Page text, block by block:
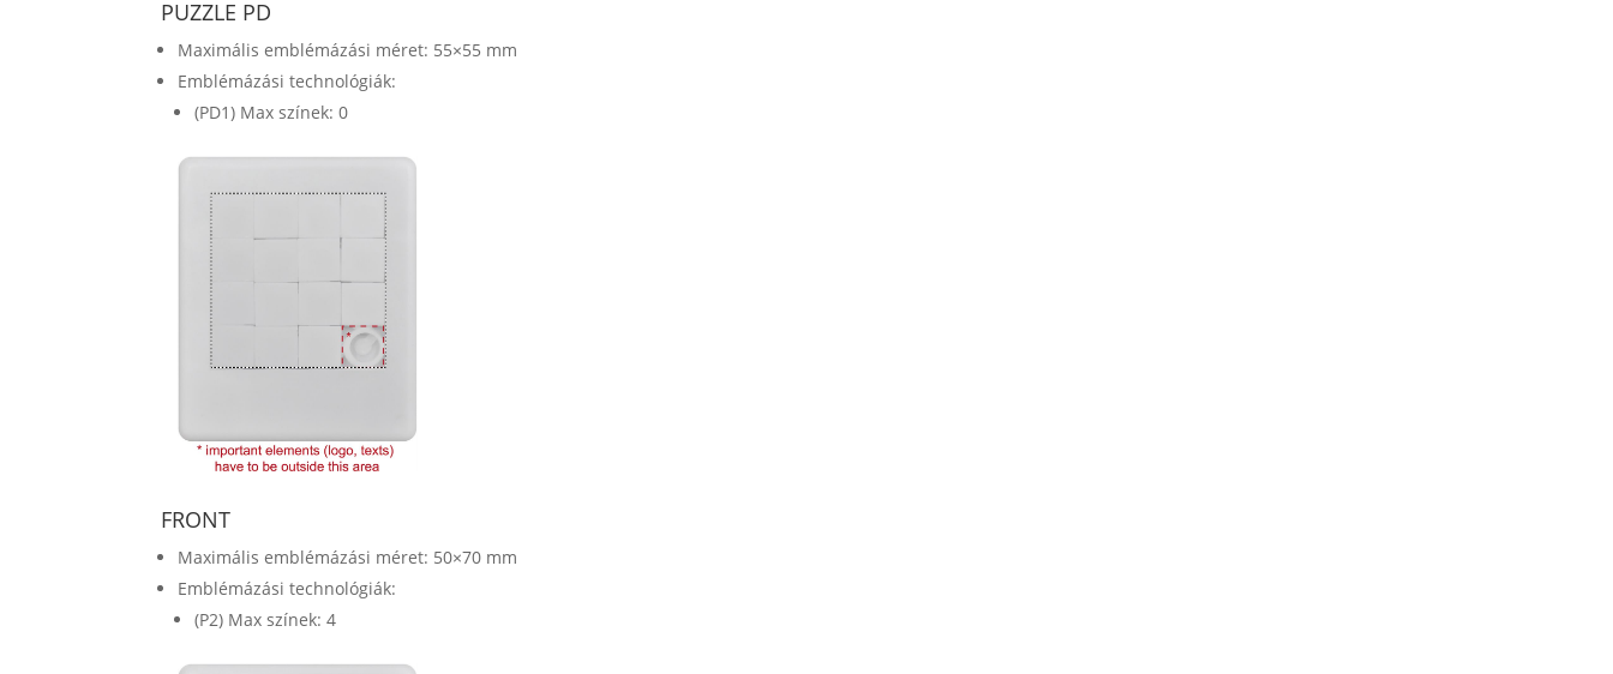
PUZZLE PD
Maximális emblémázási méret: 55×55 mm
Emblémázási technológiák:
(PD1) Max színek: 0
FRONT
Maximális emblémázási méret: 50×70 mm
Emblémázási technológiák:
(P2) Max színek: 4